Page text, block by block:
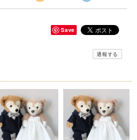
Save
通報する